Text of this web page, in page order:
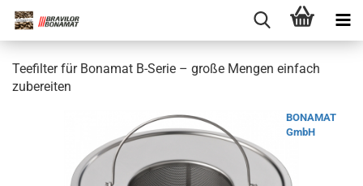
Teefilter für Bonamat B-Serie – große Mengen einfach
zubereiten
BONAMAT
GmbH